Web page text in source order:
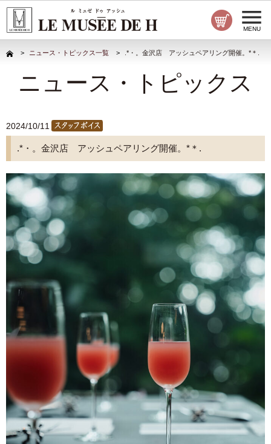
MENU
ニュース・トピックス一覧 .*・。金沢店 アッシュペアリング開催。*＊.
ニュース・トピックス
2024/10/11
.*・。金沢店 アッシュペアリング開催。*＊.